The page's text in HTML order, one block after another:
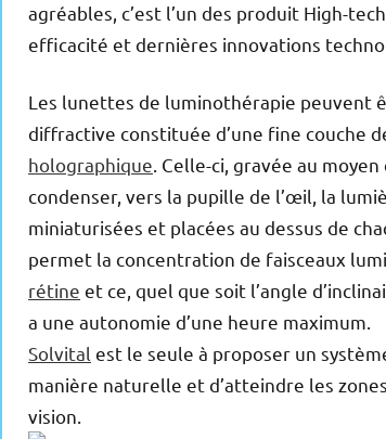
agréables, c’est l’un des produit High-
efficacité et dernières innovations
Les lunettes de luminothérapie peuvent
diffractive constituée d’une fine couche
holographique . Celle-ci, gravée au moyen
condenser, vers la pupille de l’œil, la
miniaturisées et placées au dessus de
permet la concentration de faisceaux
rétine et ce, quel que soit l’angle
a une autonomie d’une heure maximum.
Solvital est le seule à proposer un
manière naturelle et d’atteindre les
vision.